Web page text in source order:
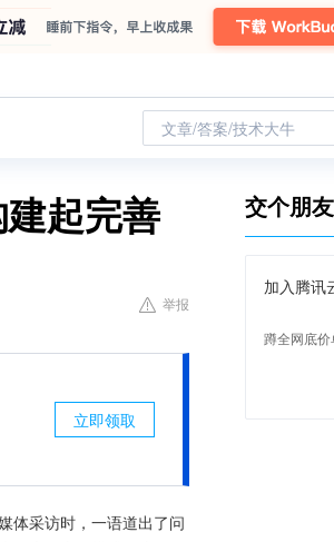
文章/答案/技术大牛
起完善
举报
立即领取
体采访时，一语道出了问
交个朋友
加入腾讯
蹲全网底